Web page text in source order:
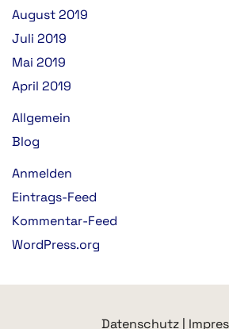
August 2019
Juli 2019
Mai 2019
April 2019
Allgemein
Blog
Anmelden
Eintrags-Feed
Kommentar-Feed
WordPress.org
Datenschutz|